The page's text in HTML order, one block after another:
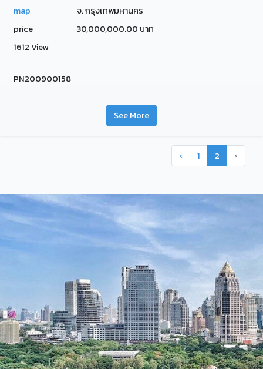
map
จ. กรุงเทพมหานคร
price
30,000,000.00 บาท
1612 View
PN200900158
See More
‹ 1 2 ›